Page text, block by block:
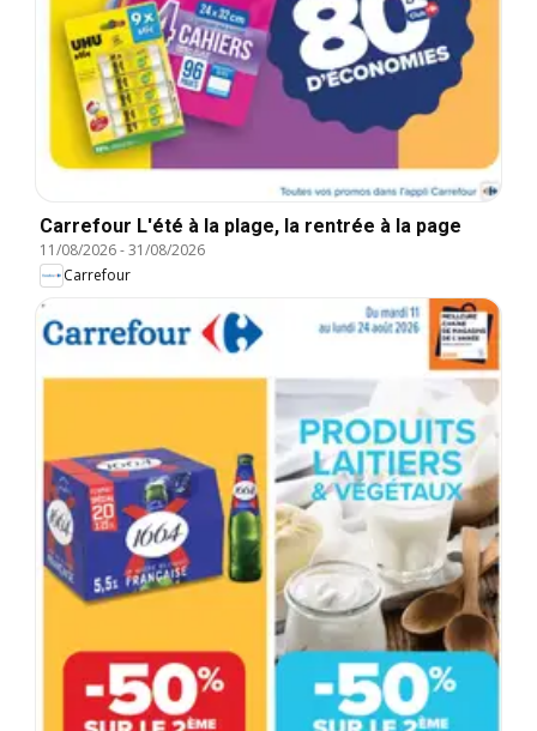
Carrefour L'été à la plage, la rentrée à la page
11/08/2026-31/08/2026
Carrefour